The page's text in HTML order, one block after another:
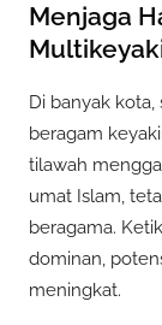
Menjaga
Di banyak
beragam
tilawah
umat Islam,
beragama.
dominan,
meningkat.